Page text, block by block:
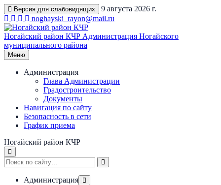
Перейти
к
содержимому
Версия для слабовидящих
9 августа 2026 г.
noghayski_rayon@mail.ru
Ногайский район КЧР Администрация Ногайского
муниципального района
Меню
Администрация
Глава Администрации
Градостроительство
Документы
Навигация по сайту
Безопасность в сети
График приема
Ногайский район КЧР
Администрация